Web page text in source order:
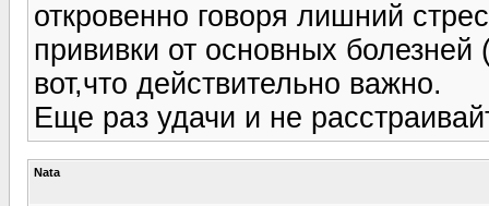
откровенно говоря лишний
прививки от основных
вот,что действительно важно.
Еще раз удачи и не
Nata